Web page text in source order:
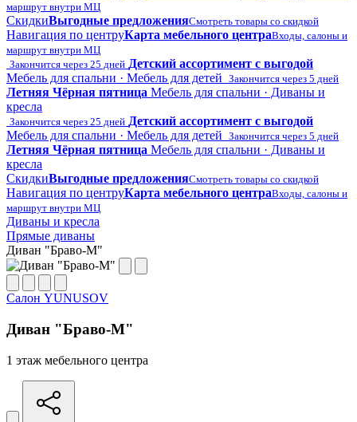
маршрут внутри МЦ
СкидкиВыгодные предложенияСмотреть товары со скидкой
Навигация по центруКарта мебельного центраВходы, салоны и
маршрут внутри МЦ
Закончится через 25 дней Детский ассортимент с выгодой
Мебель для спальни · Мебель для детей Закончится через 5 дней
Летняя Чёрная пятница Мебель для спальни · Диваны и
кресла
Закончится через 25 дней Детский ассортимент с выгодой
Мебель для спальни · Мебель для детей Закончится через 5 дней
Летняя Чёрная пятница Мебель для спальни · Диваны и
кресла
СкидкиВыгодные предложенияСмотреть товары со скидкой
Навигация по центруКарта мебельного центраВходы, салоны и
маршрут внутри МЦ
Диваны и кресла
Прямые диваны
Диван "Браво-М"
Салон YUNUSOV
Диван "Браво-М"
1 этаж мебельного центра